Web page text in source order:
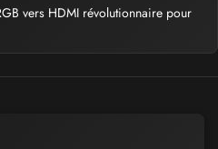
vers HDMI révolutionnaire pour